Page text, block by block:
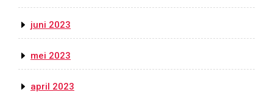
juni 2023
mei 2023
april 2023